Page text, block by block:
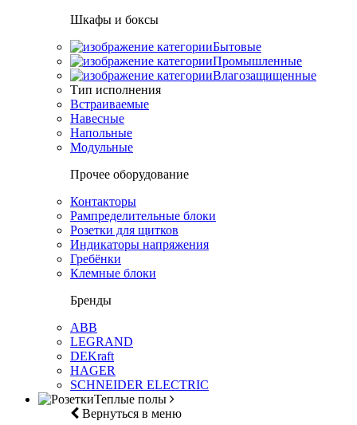
Шкафы и боксы
Бытовые
Промышленные
Влагозащищенные
Тип исполнения
Встраиваемые
Навесные
Напольные
Модульные
Прочее оборудование
Контакторы
Рампределительные блоки
Розетки для щитков
Индикаторы напряжения
Гребёнки
Клемные блоки
Бренды
ABB
LEGRAND
DEKraft
HAGER
SCHNEIDER ELECTRIC
Теплые полы
Вернуться в меню